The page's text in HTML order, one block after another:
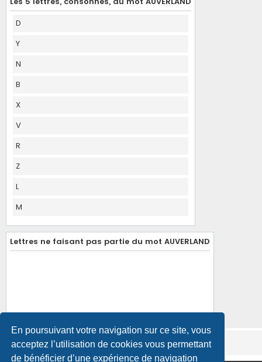
En poursuivant votre navigation sur ce site, vous
acceptez l’utilisation de cookies vous permettant
de bénéficier d’une expérience de navigation
D
Y
N
B
X
V
R
Z
L
M
Lettres ne faisant pas partie du mot AUVERLAND